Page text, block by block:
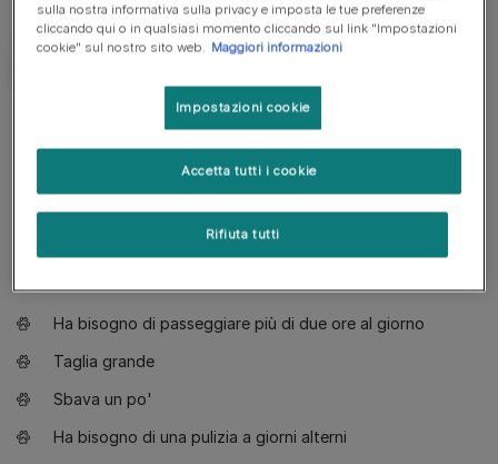
Cosa ti serve sapere
Preferisce passeggiate energiche con qualche esercizio
fisico
Ha bisogno di passeggiare più di due ore al giorno
Taglia grande
Sbava un po'
Ha bisogno di una pulizia a giorni alterni
sulla nostra informativa sulla privacy e imposta le tue preferenze
cliccando qui o in qualsiasi momento cliccando sul link "Impostazioni
cookie" sul nostro sito web. Maggiori informazioni
Impostazioni cookie
Rifiuta tutti
Accetta tutti i cookie